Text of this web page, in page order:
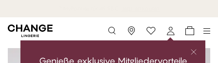
Storefinder
Genieße exklusive Mitgliedervorteile